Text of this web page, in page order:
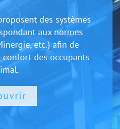
des systèmes
aux normes
etc.) afin de
des occupants